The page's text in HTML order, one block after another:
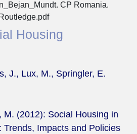
CP Romania.
Routledge.pdf
Housing
J., Lux, M., Springler, E.
M. (2012): Social Housing in
Trends, Impacts and Policies